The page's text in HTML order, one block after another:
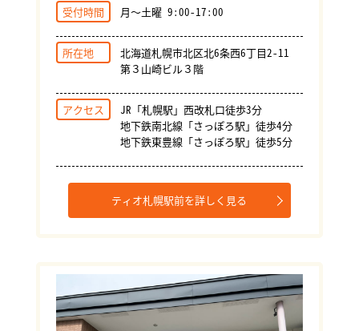
受付時間 月～土曜 9:00-17:00
所在地
北海道札幌市北区北6条西6丁目2-11
第３山崎ビル３階
アクセス
JR「札幌駅」西改札口徒歩3分
地下鉄南北線「さっぽろ駅」徒歩4分
地下鉄東豊線「さっぽろ駅」徒歩5分
ティオ札幌駅前を詳しく見る